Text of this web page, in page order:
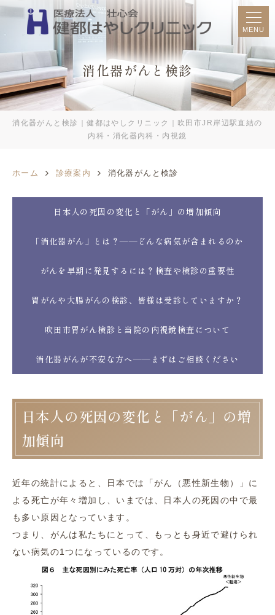
MENU
消化器がんと検診
消化器がんと検診｜健都はやしクリニック｜吹田市JR岸辺駅直結の
内科・消化器内科・内視鏡
ホーム 診療案内 消化器がんと検診
日本人の死因の変化と「がん」の増加傾向
「消化器がん」とは？――どんな病気が含まれるのか
がんを早期に発見するには？検査や検診の重要性
胃がんや大腸がんの検診、皆様は受診していますか？
吹田市胃がん検診と当院の内視鏡検査について
消化器がんが不安な方へ――まずはご相談ください
日本人の死因の変化と「がん」の増
加傾向
近年の統計によると、日本では「がん（悪性新生物）」に
よる死亡が年々増加し、いまでは、日本人の死因の中で最
も多い原因となっています。
つまり、がんは私たちにとって、もっとも身近で避けられ
ない病気の1つになっているのです。